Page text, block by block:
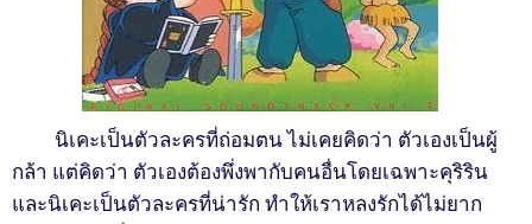
นิเคะเป็นตัวละครที่ถ่อมตน ไม่เคยคิดว่า ตัวเองเป็นผู้
กล้า แต่คิดว่า ตัวเองต้องพึ่งพากับคนอื่นโดยเฉพาะคุริริน
และนิเคะเป็นตัวละครที่น่ารัก ทำให้เราหลงรักได้ไม่ยาก